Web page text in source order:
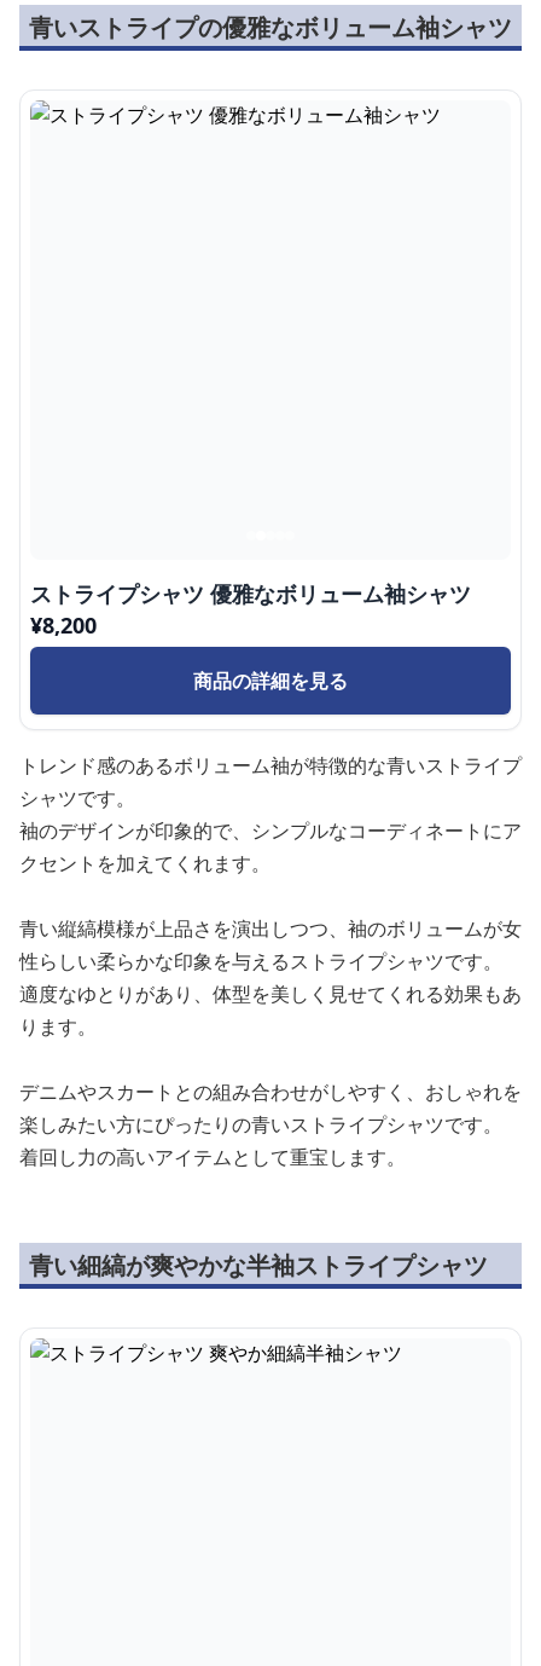
青いストライプの優雅なボリューム袖シャツ
ストライプシャツ 優雅なボリューム袖シャツ
¥8,200
商品の詳細を見る
トレンド感のあるボリューム袖が特徴的な青いストライプ
シャツです。
袖のデザインが印象的で、シンプルなコーディネートにア
クセントを加えてくれます。
青い縦縞模様が上品さを演出しつつ、袖のボリュームが女
性らしい柔らかな印象を与えるストライプシャツです。
適度なゆとりがあり、体型を美しく見せてくれる効果もあ
ります。
デニムやスカートとの組み合わせがしやすく、おしゃれを
楽しみたい方にぴったりの青いストライプシャツです。
着回し力の高いアイテムとして重宝します。
青い細縞が爽やかな半袖ストライプシャツ